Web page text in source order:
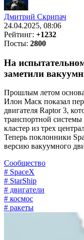
Дмитрий Скрипач
24.04.2025, 08:06
Рейтинг: +1232
Посты: 2800
На
заметили
Прошлым летом
Илон Маск показал
двигателя Raptor 3,
транспортной
кластер из трех
Теперь поклонники
версию вакуумного
Сообщество
# SpaceX
# StarShip
# двигатели
# космос
# ракеты